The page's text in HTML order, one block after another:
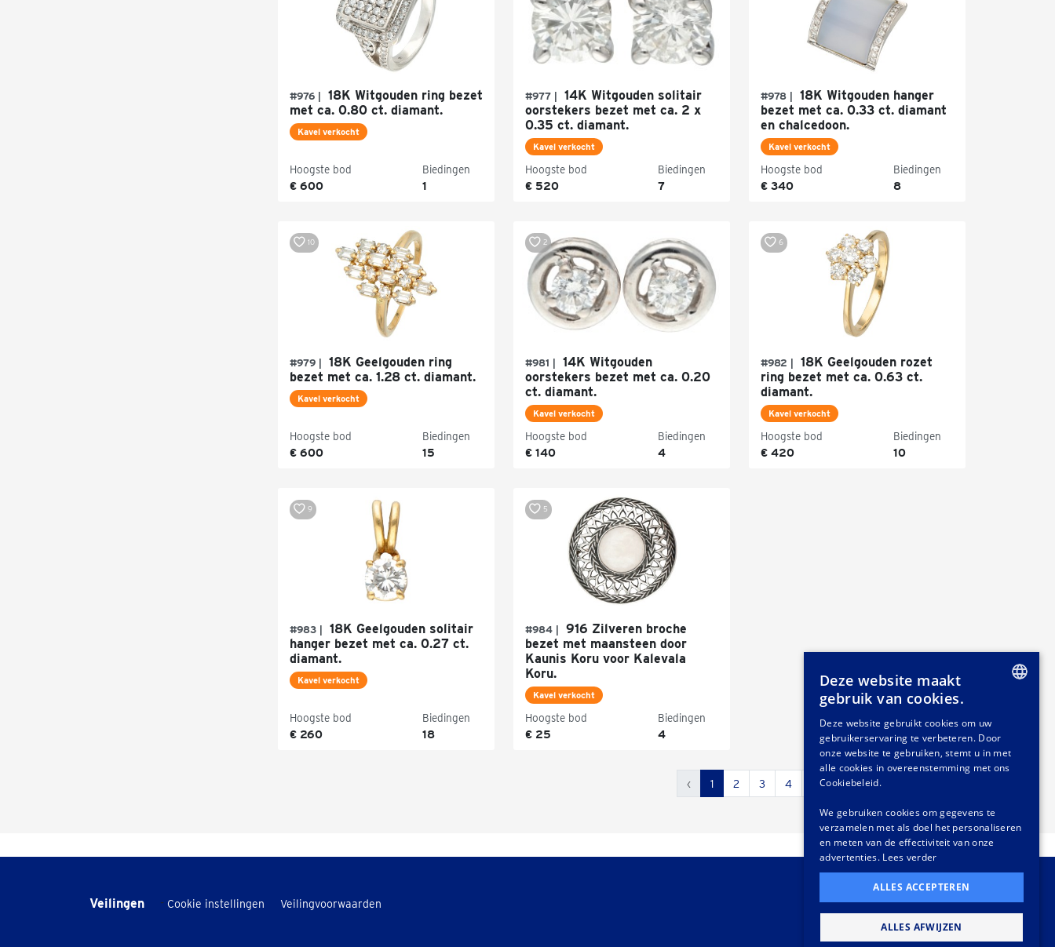
#976 |
18K Witgouden ring bezet
met ca. 0.80 ct. diamant.
Kavel verkocht
Hoogste bod
€ 600
Biedingen
1
#977 |
14K Witgouden solitair
oorstekers bezet met ca. 2 x
0.35 ct. diamant.
Kavel verkocht
Hoogste bod
€ 520
Biedingen
7
#978 |
18K Witgouden hanger
bezet met ca. 0.33 ct. diamant
en chalcedoon.
Kavel verkocht
Hoogste bod
€ 340
Biedingen
8
#979 |
18K Geelgouden ring
bezet met ca. 1.28 ct. diamant.
Kavel verkocht
Hoogste bod
€ 600
Biedingen
15
10
#981 |
14K Witgouden
oorstekers bezet met ca. 0.20
ct. diamant.
Kavel verkocht
Hoogste bod
€ 140
Biedingen
4
2
#982 |
18K Geelgouden rozet
ring bezet met ca. 0.63 ct.
diamant.
Kavel verkocht
Hoogste bod
€ 420
Biedingen
10
6
#983 |
18K Geelgouden solitair
hanger bezet met ca. 0.27 ct.
diamant.
Kavel verkocht
Hoogste bod
€ 260
Biedingen
18
9
#984 |
916 Zilveren broche
bezet met maansteen door
Kaunis Koru voor Kalevala
Koru.
Kavel verkocht
Hoogste bod
€ 25
Biedingen
4
5
‹ 1 2 3 4 6 ...
Veilingen - Cookie instellingen Veilingvoorwaarden
GERMAN
FRENCH
Deze website maakt
gebruik van cookies.
Deze website gebruikt cookies om uw
gebruikerservaring te verbeteren. Door
onze website te gebruiken, stemt u in met
alle cookies in overeenstemming met ons
Cookiebeleid.
We gebruiken cookies om gegevens te
verzamelen met als doel het personaliseren
en meten van de effectiviteit van onze
advertenties. Lees verder
ALLES ACCEPTEREN
ALLES AFWIJZEN